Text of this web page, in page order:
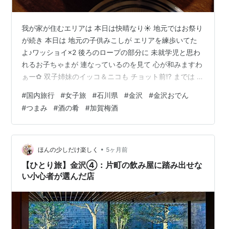
我が家が住むエリアは 本日は快晴なり☀ 地元ではお祭り
が続き 本日は 地元の子供みこしが エリアを練歩いてた
よ♪ワッショイ×2 後ろのロープの部分に 未就学児と思わ
れるお子ちゃまが 連なっているのを見て 心が和みますわ
ぁー✿ 双子姉妹のイッコ＆ニコも チョット前!? までは あ
手に目頭をウルっとするアラフィフ♀ この数日間は天気
が荒れ模様🌀 雨☂や風🌦も強く 想像以上に体感温度が低
め ふっ と思い出したのが 金沢おでん またもや 金沢回顧
録 寒波中に 行っちゃった場所笑 ✨ 金沢 ✨ 今回はニコと
一泊二日の二人旅 雪❄がたくさん残る金沢素泊…
#国内旅行 #女子旅 #石川県 #金沢 #金沢おでん
#つまみ #酒の肴 #加賀梅酒
ほんの少しだけ楽しく • 5ヶ月前
【ひとり旅】金沢④：片町の飲み屋に踏み出せな
い小心者が選んだ店